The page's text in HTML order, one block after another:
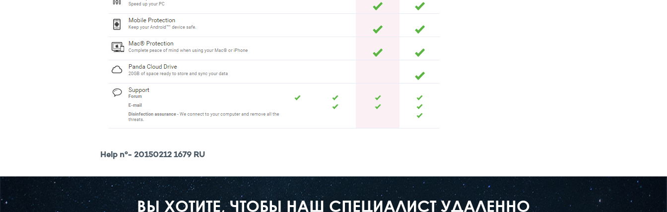
Help nº- 20150212 1679 RU
ВЫ ХОТИТЕ, ЧТОБЫ НАШ СПЕЦИАЛИСТ УДАЛЕННО